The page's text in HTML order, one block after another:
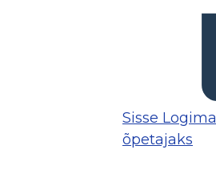
Sisse Logima
õpetajaks